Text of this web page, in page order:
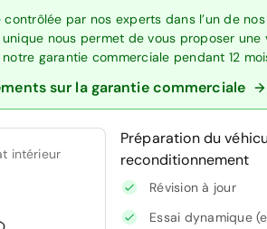
par nos experts dans l’un de
nous permet de vous proposer
garantie commerciale pendant 12
sur la garantie commerciale
intérieur
Préparation du
reconditionnement
Révision à jour
Essai dynamique